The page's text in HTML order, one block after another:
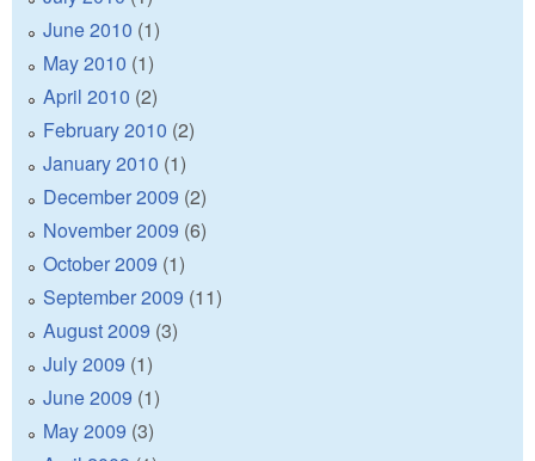
June 2010 (1)
May 2010 (1)
April 2010 (2)
February 2010 (2)
January 2010 (1)
December 2009 (2)
November 2009 (6)
October 2009 (1)
September 2009 (11)
August 2009 (3)
July 2009 (1)
June 2009 (1)
May 2009 (3)